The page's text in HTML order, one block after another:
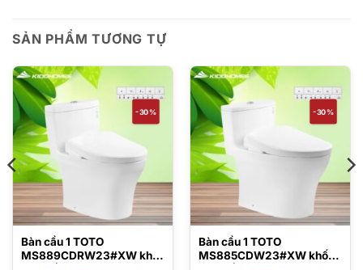
SẢN PHẨM TƯƠNG TỰ
-30%
Bàn cầu 1 TOTO
MS889CDRW23#XW khối
-30%
Bàn cầu 1 TOTO
MS885CDW23#XW khối